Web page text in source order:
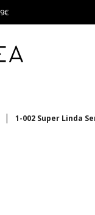
1-002 Super Linda